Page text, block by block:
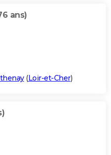
ans)
(Loir-et-Cher)